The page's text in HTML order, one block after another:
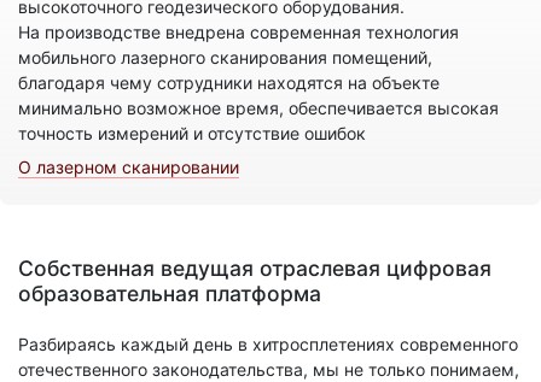
высокоточного геодезического оборудования.
На производстве внедрена современная технология
мобильного лазерного сканирования помещений,
благодаря чему сотрудники находятся на объекте
минимально возможное время, обеспечивается высокая
точность измерений и отсутствие ошибок
О лазерном сканировании
Собственная ведущая отраслевая цифровая
образовательная платформа
Разбираясь каждый день в хитросплетениях современного
отечественного законодательства, мы не только понимаем,